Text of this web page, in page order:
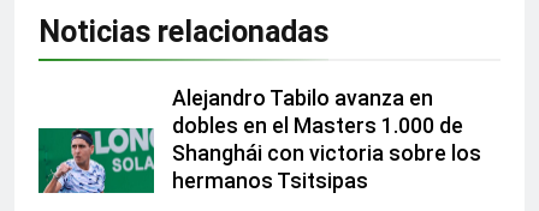
Noticias relacionadas
Alejandro Tabilo avanza en
dobles en el Masters 1.000 de
Shanghái con victoria sobre los
hermanos Tsitsipas